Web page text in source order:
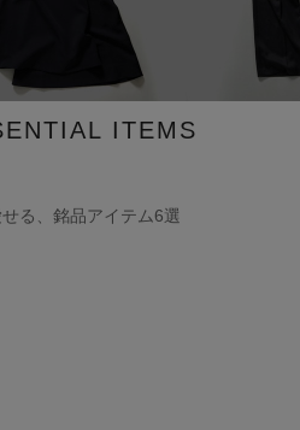
ITEMS
る、銘品アイテム6選